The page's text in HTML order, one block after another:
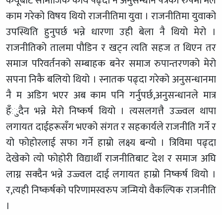
काम गरेको विषय थियो राजनीतिमा युवा । राजनीतिमा युवाको
उपस्थिति हुनुपर्छ भन्ने धारणा उही बेला नै थियो मेरो ।
राजनीतिको तालमा पौडिन र खट्न त्यति सहज त थिएन तर
समाज परिवर्तनको सम्बाहक बनेर समाज रुपान्तरणको मेरो
सपना निकै बलियो थियो । स्नातक पढ्दा गरेको अनुसन्धानमा
नै म अडिग भएर अब काम पनि गर्नुपर्छ,अनुसन्धानले मात्र
हँुदैन भन्ने मेरो निष्कर्ष थियो । त्यसलगत्तै उज्ज्वल थापा
लगायत दाईहरूसँग भएको संगत र सहकार्यले राजनीति गर्ने र
यो फोहोरलाई सफा गर्ने हाम्रो लक्ष्य बन्यो । त्रिविमा पढ्दा
देखेको त्यो फोहोरी विद्यार्थी राजनीतिबाट देश र समाज अघि
लाग्न सक्दैन भन्ने उज्ज्वल दाई लगायत हाम्रो निष्कर्ष थियो ।
र,त्यही निष्कर्षको परिणामस्वरुप जन्मियो वैकल्पिक राजनीति
।